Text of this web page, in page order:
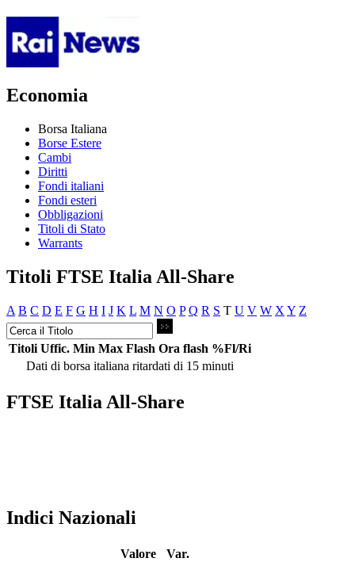
Economia
Borsa Italiana
Borse Estere
Cambi
Diritti
Fondi italiani
Fondi esteri
Obbligazioni
Titoli di Stato
Warrants
Titoli FTSE Italia All-Share
A B C D E F G H I J K L M N O P Q R S T U V W X Y Z
Titoli Uffic. Min Max Flash Ora flash %Fl/Ri
Dati di borsa italiana ritardati di 15 minuti
FTSE Italia All-Share
Indici Nazionali
Valore
Var.